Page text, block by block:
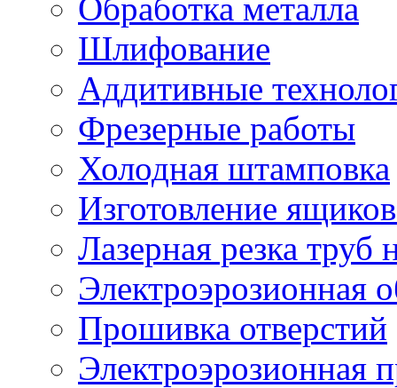
Обработка металла
Шлифование
Аддитивные
Фрезерные работы
Холодная штамповка
Изготовление
Лазерная резка труб
Электроэрозионная
Прошивка отверстий
Электроэрозионная